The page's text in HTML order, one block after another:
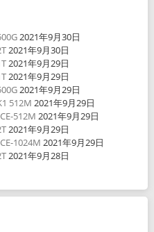
2021年9月30日
2021年9月30日
2021年9月29日
2021年9月29日
2021年9月29日
512M 2021年9月29日
512M 2021年9月29日
2021年9月29日
1024M 2021年9月29日
2021年9月28日